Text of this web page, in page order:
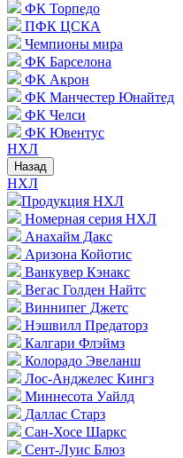
ФК Торпедо
ПФК ЦСКА
Чемпионы мира
ФК Барселона
ФК Акрон
ФК Манчестер Юнайтед
ФК Челси
ФК Ювентус
НХЛ
Назад
НХЛ
Продукция НХЛ
Номерная серия НХЛ
Анахайм Дакс
Аризона Койотис
Ванкувер Кэнакс
Вегас Голден Найтс
Виннипег Джетс
Нэшвилл Предаторз
Калгари Флэймз
Колорадо Эвеланш
Лос-Анджелес Кингз
Миннесота Уайлд
Даллас Старз
Сан-Хосе Шаркс
Сент-Луис Блюз